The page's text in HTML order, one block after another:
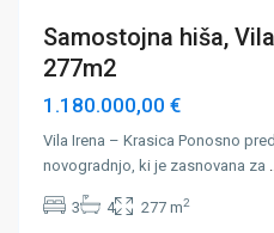
Samostojna hiša,
277m2
1.180.000,00 €
Vila Irena – Krasica Ponosno
novogradnjo, ki je zasnovana za
3 4 277 m2